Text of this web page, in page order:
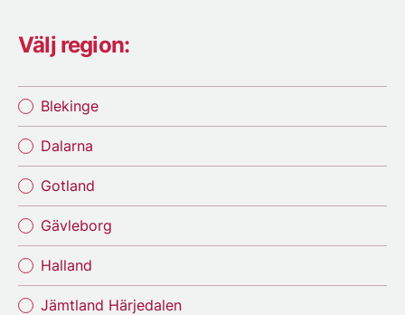
Välj region:
Blekinge
Dalarna
Gotland
Gävleborg
Halland
Jämtland Härjedalen